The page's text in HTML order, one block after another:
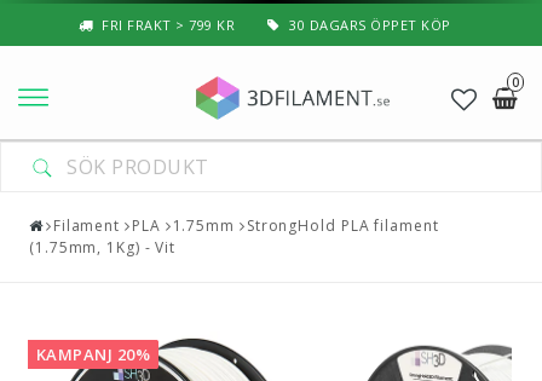
FRI FRAKT > 799 KR 30 DAGARS ÖPPET KÖP
0
Nyheter & Populärt
Filament
3D-Skrivare — Tillbehör
Filament PLA 1.75mm
StrongHold PLA filament
(1.75mm, 1Kg) - Vit
KAMPANJ 20%